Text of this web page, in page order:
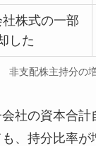
株式の一部
した
非支配株主持分の
社の資本合計
、持分比率が